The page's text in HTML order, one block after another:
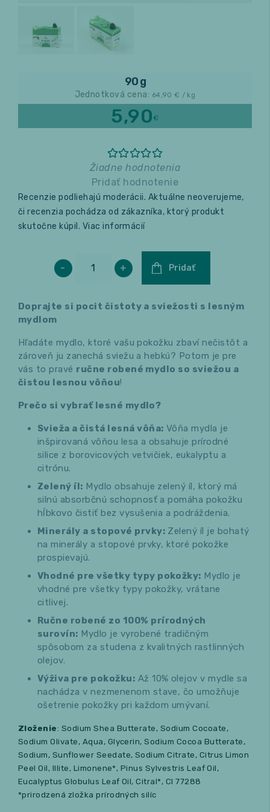
Relax a wellness
Fitness
90 g
Jednotková cena: 64,90 € / kg
5,90€
Žiadne hodnotenia
Pridať hodnotenie
Recenzie podliehajú moderácii. Aktuálne neoverujeme,
či recenzia pochádza od zákazníka, ktorý produkt
skutočne kúpil. Viac informácií
- + Pridať
Doprajte si pocit čistoty a sviežosti s lesným
mydlom
Hľadáte mydlo, ktoré vašu pokožku zbaví nečistôt a
zároveň ju zanechá sviežu a hebkú? Potom je pre
vás to pravé ručne robené mydlo so sviežou a
čistou lesnou vôňou!
Prečo si vybrať lesné mydlo?
Svieža a čistá lesná vôňa: Vôňa mydla je
inšpirovaná vôňou lesa a obsahuje prírodné
silice z borovicových vetvičiek, eukalyptu a
citrónu.
Zelený íl: Mydlo obsahuje zelený íl, ktorý má
silnú absorbčnú schopnosť a pomáha pokožku
hĺbkovo čistiť bez vysušenia a podráždenia.
Minerály a stopové prvky: Zelený íl je bohatý
na minerály a stopové prvky, ktoré pokožke
prospievajú.
Vhodné pre všetky typy pokožky: Mydlo je
vhodné pre všetky typy pokožky, vrátane
citlivej.
Ručne robené zo 100% prírodných
surovín: Mydlo je vyrobené tradičným
spôsobom za studena z kvalitných rastlinných
olejov.
Výživa pre pokožku: Až 10% olejov v mydle sa
nachádza v nezmenenom stave, čo umožňuje
ošetrenie pokožky pri každom umývaní.
Zloženie : Sodium Shea Butterate, Sodium Cocoate,
Sodium Olivate, Aqua, Glycerin, Sodium Cocoa Butterate,
Sodium, Sunflower Seedate, Sodium Citrate, Citrus Limon
Peel Oil, Illite, Limonene*, Pinus Sylvestris Leaf Oil,
Eucalyptus Globulus Leaf Oil, Citral*, Cl 77288
*prirodzená zložka prírodných silíc